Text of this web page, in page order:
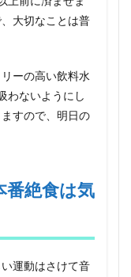
大切なことは普
ーの高い飲料水
わないようにし
すので、明日の
番絶食は気
運動はさけて音